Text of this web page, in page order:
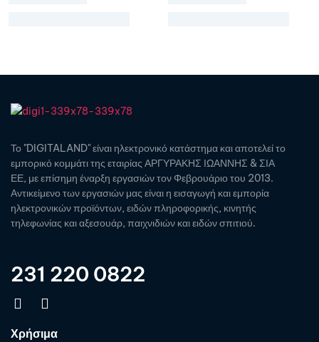
Το "DIGITALAND" είναι ηλεκτρονικό κατάστημα και αποτελεί το
εμπορικό κομμάτι της εταιρίας ΑΡΓΥΡΑΚΗΣ ΙΩΑΝΝΗΣ & ΣΙΑ
ΕΕ, με επίσημη έναρξη εργασιών τον Φεβρουάριο του 2013.
Αντικείμενο των εργασιών μας είναι η εισαγωγή και εμπορία
ηλεκτρονικών προϊόντων, ειδών πληροφορικής, κινητής
τηλεφωνίας και αξεσουάρ, παιχνιδιών και ειδών σπιτιού.
231 220 0822
Χρήσιμα